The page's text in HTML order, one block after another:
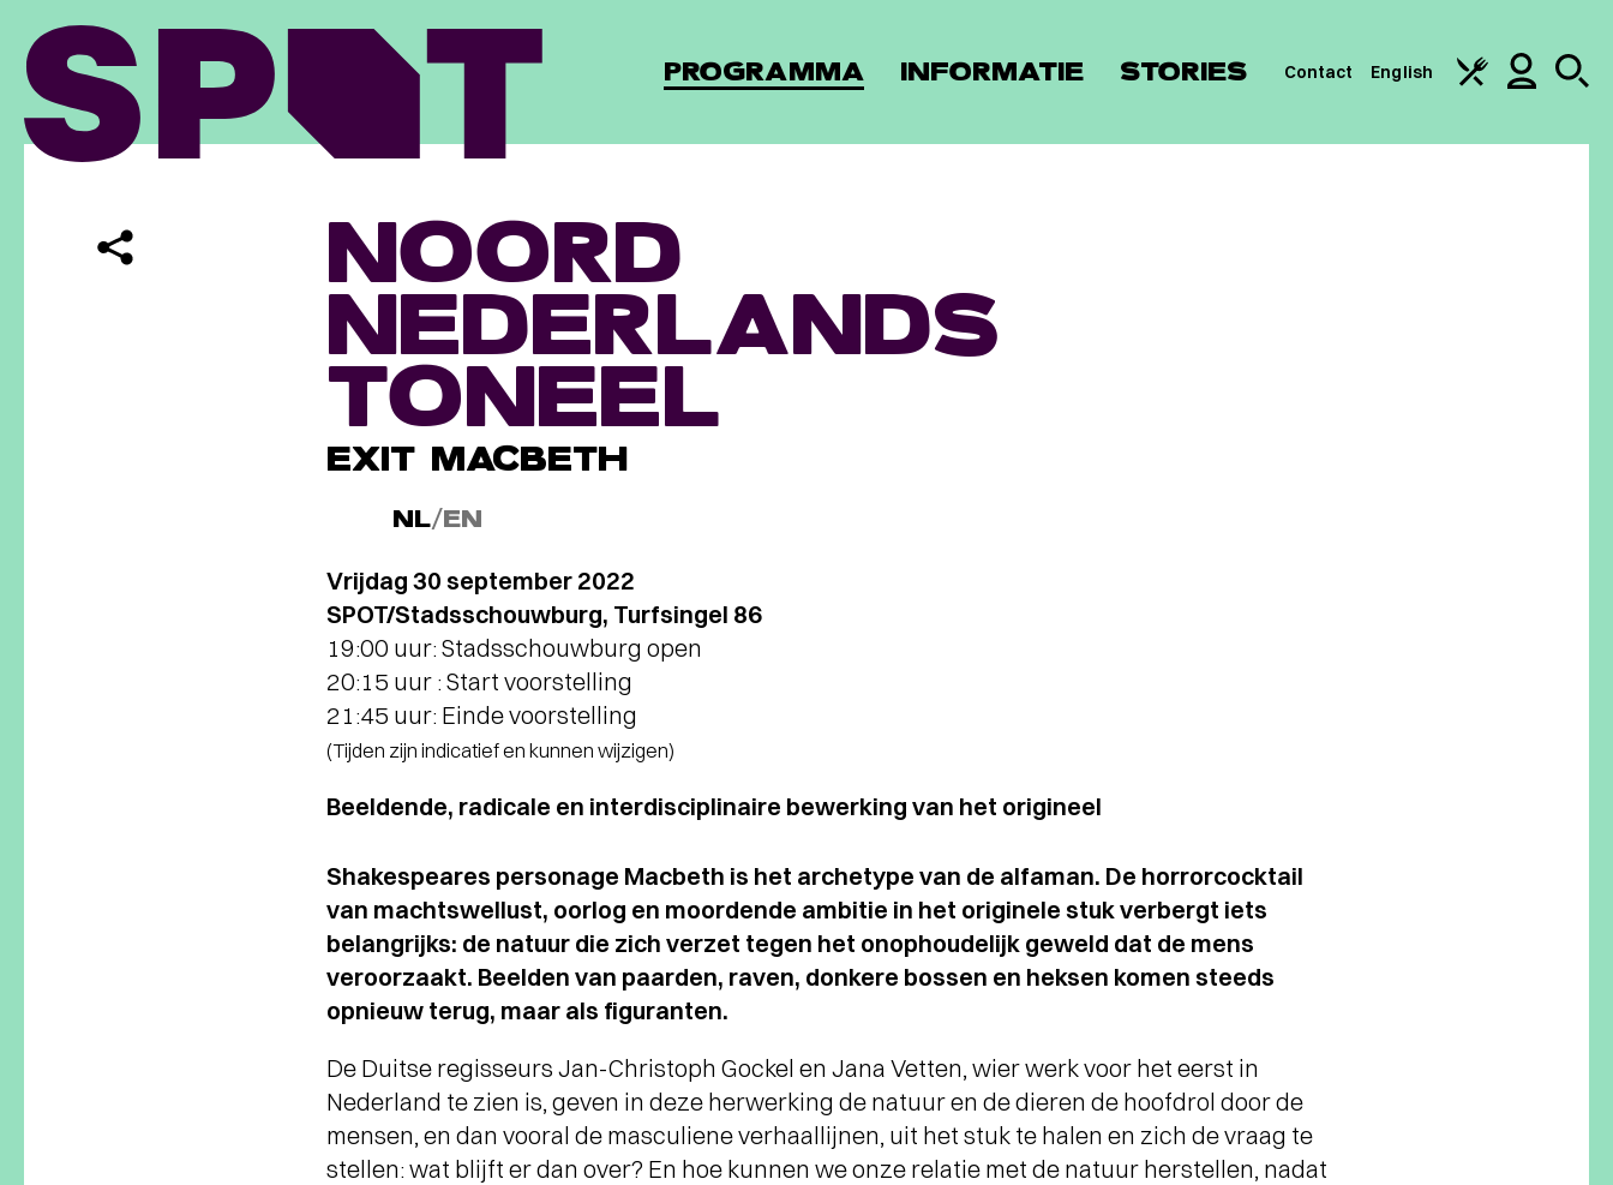
PROGRAMMA INFORMATIE STORIES Contact English
NOORD
NEDERLANDS
TONEEL
EXIT MACBETH
NL/EN
Vrijdag 30 september 2022
SPOT/Stadsschouwburg, Turfsingel 86
19:00 uur: Stadsschouwburg open
20:15 uur : Start voorstelling
21:45 uur: Einde voorstelling
(Tijden zijn indicatief en kunnen wijzigen)
Beeldende, radicale en interdisciplinaire bewerking van het origineel
Shakespeares personage Macbeth is het archetype van de alfaman. De horrorcocktail
van machtswellust, oorlog en moordende ambitie in het originele stuk verbergt iets
belangrijks: de natuur die zich verzet tegen het onophoudelijk geweld dat de mens
veroorzaakt. Beelden van paarden, raven, donkere bossen en heksen komen steeds
opnieuw terug, maar als figuranten.
De Duitse regisseurs Jan-Christoph Gockel en Jana Vetten, wier werk voor het eerst in
Nederland te zien is, geven in deze herwerking de natuur en de dieren de hoofdrol door de
mensen, en dan vooral de masculiene verhaallijnen, uit het stuk te halen en zich de vraag te
stellen: wat blijft er dan over? En hoe kunnen we onze relatie met de natuur herstellen, nadat